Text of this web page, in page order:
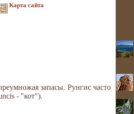
Карта сайта
запасы. Рунгис часто
- "кот").